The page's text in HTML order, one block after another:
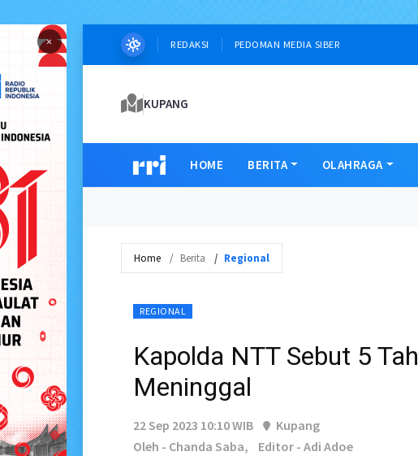
× REDAKSI PEDOMAN MEDIA SIBER
KUPANG
HOME BERITA OLAHRAGA
Home Berita Regional
REGIONAL
Kapolda NTT Sebut 5
Meninggal
22 Sep 2023 10:10 WIB
Kupang
Oleh - Chanda Saba,
Editor - Adi Adoe